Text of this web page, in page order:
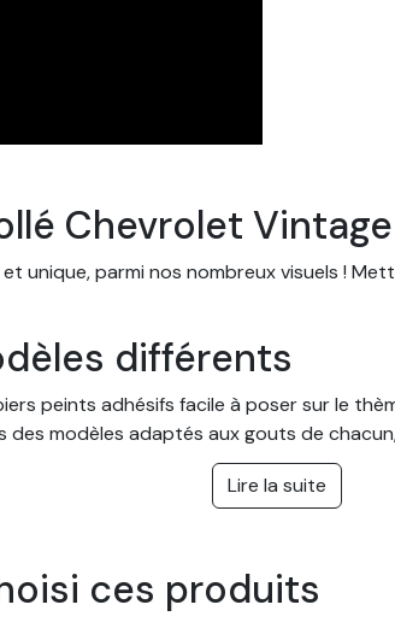
Chevrolet
unique, parmi nos nombreux visuels !
différents
peints adhésifs facile à poser sur le
des modèles adaptés aux gouts de
cuisine, mais aussi dans une entreprise ou
mesure avec pose
mur ou de votre pièce. La pose se fait
Lire la suite
ces produits